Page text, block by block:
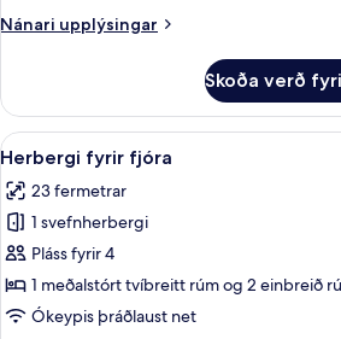
Nánari upplýsingar
Nánari
fyrir
þrjá
Skoða verð
Skoða
allar
myndir
fyrir
Herbergi
fyrir
fjóra
Míníbar,
3
Herbergi fyrir fjóra
23 fermetrar
1 svefnherbergi
Pláss fyrir 4
1 meðalstórt tvíbreitt rúm og 2 einbreið
Ókeypis þráðlaust net